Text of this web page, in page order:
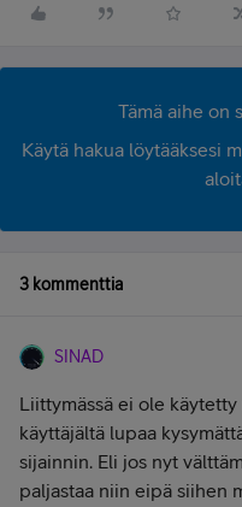
Tämä aihe on
Käytä hakua löytääksesi
3 kommenttia
SINAD
Liittymässä ei ole
käyttäjältä lupaa
sijainnin. Eli jos nyt
paljastaa niin eipä siihen